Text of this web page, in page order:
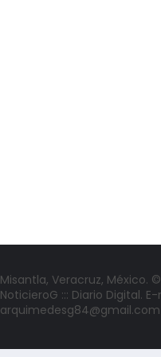
Misantla, Veracruz, México.
NoticieroG ::: Diario Digital.
arquimedesg84@gmail.com